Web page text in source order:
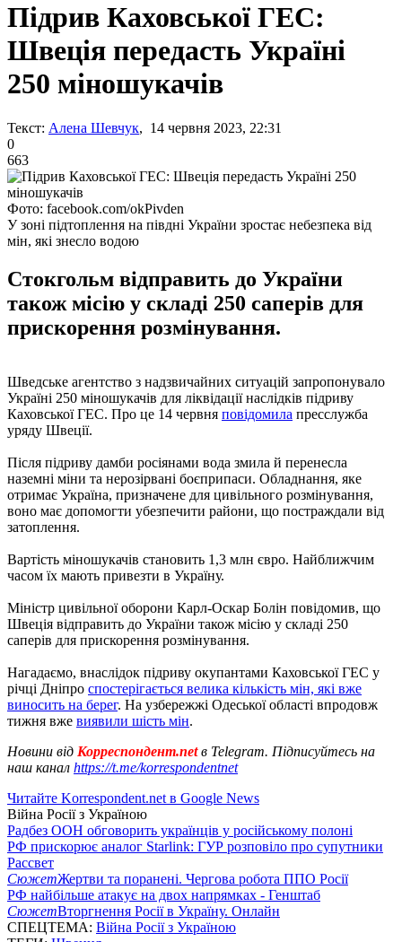
Підрив Каховської ГЕС:
Швеція передасть Україні
250 міношукачів
Текст: Алена Шевчук, 14 червня 2023, 22:31
0
663
Фото: facebook.com/okPivden
У зоні підтоплення на півдні України зростає небезпека від
мін, які знесло водою
Стокгольм відправить до України
також місію у складі 250 саперів для
прискорення розмінування.
Шведське агентство з надзвичайних ситуацій запропонувало
Україні 250 міношукачів для ліквідації наслідків підриву
Каховської ГЕС. Про це 14 червня повідомила пресслужба
уряду Швеції.
Після підриву дамби росіянами вода змила й перенесла
наземні міни та нерозірвані боєприпаси. Обладнання, яке
отримає Україна, призначене для цивільного розмінування,
воно має допомогти убезпечити райони, що постраждали від
затоплення.
Вартість міношукачів становить 1,3 млн євро. Найближчим
часом їх мають привезти в Україну.
Міністр цивільної оборони Карл-Оскар Болін повідомив, що
Швеція відправить до України також місію у складі 250
саперів для прискорення розмінування.
Нагадаємо, внаслідок підриву окупантами Каховської ГЕС у
річці Дніпро спостерігається велика кількість мін, які вже
виносить на берег. На узбережжі Одеської області впродовж
тижня вже виявили шість мін.
Новини від Корреспондент.netв Telegram. Підписуйтесь на
наш канал https://t.me/korrespondentnet
Читайте Korrespondent.net в Google News
Війна Росії з Україною
Радбез ООН обговорить українців у російському полоні
РФ прискорює аналог Starlink: ГУР розповіло про супутники
Рассвет
СюжетЖертви та поранені. Чергова робота ППО Росії
РФ найбільше атакує на двох напрямках - Генштаб
СюжетВторгнення Росії в Україну. Онлайн
СПЕЦТЕМА: Війна Росії з Україною